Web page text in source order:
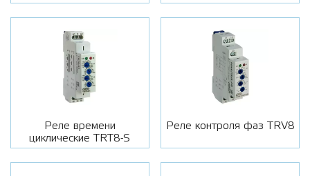
Реле времени
циклические TRT8-S
Реле контроля фаз TRV8